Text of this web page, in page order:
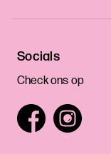
Socials
Check ons op